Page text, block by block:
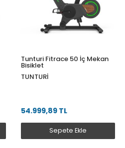
Tunturi Fitrace 50 İç Mekan
Bisiklet
TUNTURI
54.999,89 TL
Sepete Ekle